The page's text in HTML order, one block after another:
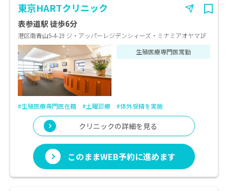
東京HARTクリニック
表参道駅 徒歩6分
港区南青山5-4-19 ジ・アッパーレジデンシィーズ・ミナミアオヤマ1F
生殖医療専門医常勤
#生殖医療専門医在籍 #土曜診療 #体外受精を実施
クリニックの詳細を見る
このままWEB予約に進めます